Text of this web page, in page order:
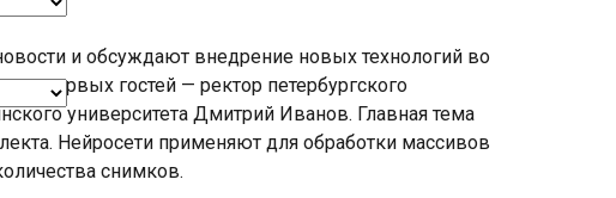
и обсуждают внедрение новых технологий во
первых гостей — ректор петербургского
университета Дмитрий Иванов. Главная тема
Нейросети применяют для обработки массивов
снимков.